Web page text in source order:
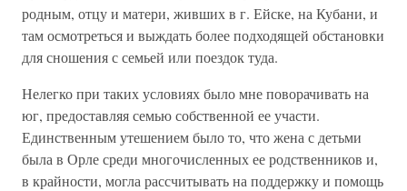
родным, отцу и матери, живших в г. Ейске, на Кубани, и
там осмотреться и выждать более подходящей обстановки
для сношения с семьей или поездок туда.
Нелегко при таких условиях было мне поворачивать на
юг, предоставляя семью собственной ее участи.
Единственным утешением было то, что жена с детьми
была в Орле среди многочисленных ее родственников и,
в крайности, могла рассчитывать на поддержку и помощь